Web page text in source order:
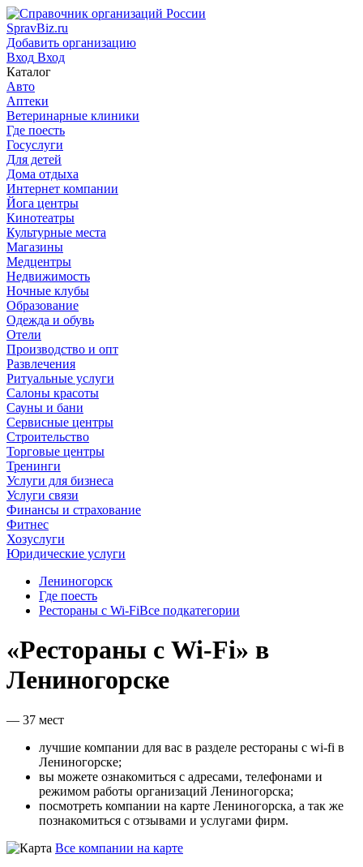
SpravBiz.ru
Добавить организацию
Вход Вход
Каталог
Авто
Аптеки
Ветеринарные клиники
Где поесть
Госуслуги
Для детей
Дома отдыха
Интернет компании
Йога центры
Кинотеатры
Культурные места
Магазины
Медцентры
Недвижимость
Ночные клубы
Образование
Одежда и обувь
Отели
Производство и опт
Развлечения
Ритуальные услуги
Салоны красоты
Сауны и бани
Сервисные центры
Строительство
Торговые центры
Тренинги
Услуги для бизнеса
Услуги связи
Финансы и страхование
Фитнес
Хозуслуги
Юридические услуги
Лениногорск
Где поесть
Рестораны с Wi-FiВсе подкатегории
«Рестораны с Wi-Fi» в
Лениногорске
— 37 мест
лучшие компании для вас в разделе рестораны с wi-fi в
Лениногорске;
вы можете ознакомиться с адресами, телефонами и
режимом работы организаций Лениногорска;
посмотреть компании на карте Лениногорска, а так же
познакомиться с отзывами и услугами фирм.
Все компании на карте